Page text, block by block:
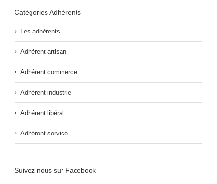
Catégories Adhérents
Les adhérents
Adhérent artisan
Adhérent commerce
Adhérent industrie
Adhérent libéral
Adhérent service
Suivez nous sur Facebook